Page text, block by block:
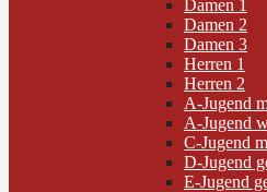
Damen 1
Damen 2
Damen 3
Herren 1
Herren 2
A-Jugend
A-Jugend
C-Jugend
D-Jugend
E-Jugend